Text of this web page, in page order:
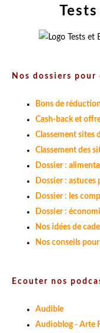
Nos dossiers pour
Bons de
Cash-back et
Classement sites
Classement des
Dossier :
Dossier :
Dossier : les
Dossier :
Nos idées de
Nos conseils
Ecouter nos
Audible
Audioblog - Arte